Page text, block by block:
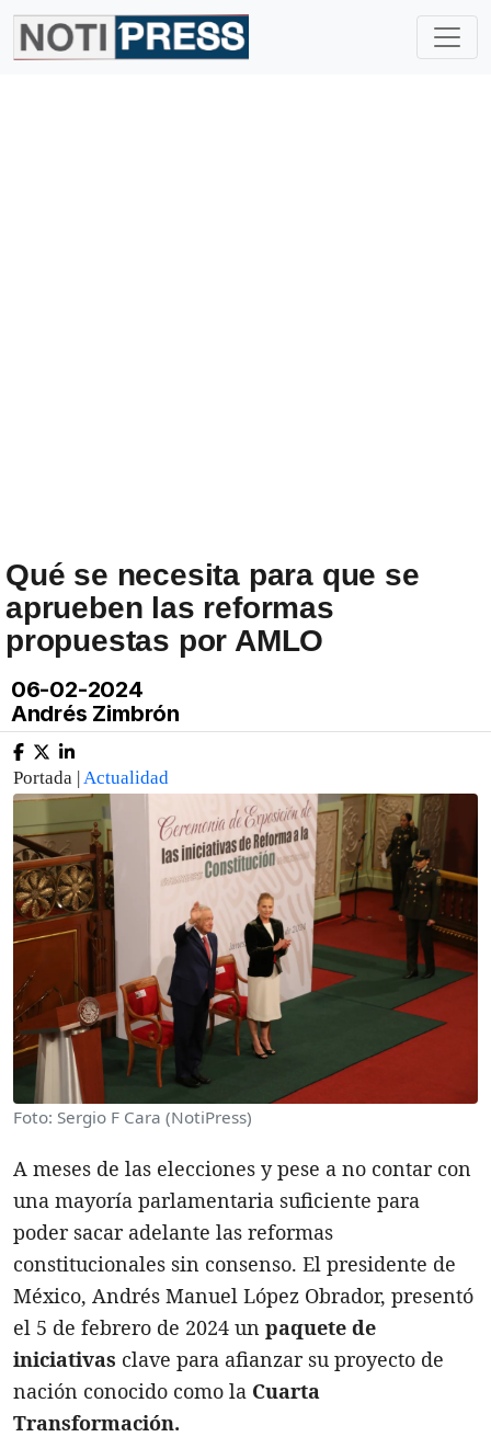
Qué se necesita para que se
aprueben las reformas
propuestas por AMLO
06-02-2024
Andrés Zimbrón
Portada |Actualidad
Foto: Sergio F Cara (NotiPress)
A meses de las elecciones y pese a no contar con
una mayoría parlamentaria suficiente para
poder sacar adelante las reformas
constitucionales sin consenso. El presidente de
México, Andrés Manuel López Obrador, presentó
el 5 de febrero de 2024 un paquete de
iniciativas clave para afianzar su proyecto de
nación conocido como la Cuarta
Transformación.